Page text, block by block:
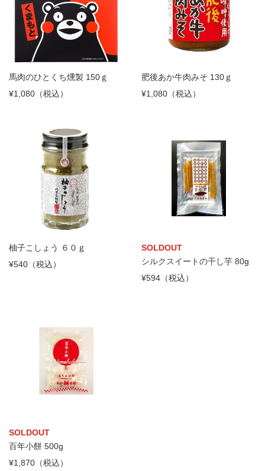
馬肉のひとくち燻製 150ｇ
¥1,080（税込）
肥後あか牛肉みそ 130ｇ
¥1,080（税込）
柚子こしょう ６０ｇ
¥540（税込）
SOLDOUT
シルクスイートの干し芋 80g
¥594（税込）
SOLDOUT
百年小餅 500g
¥1,870（税込）